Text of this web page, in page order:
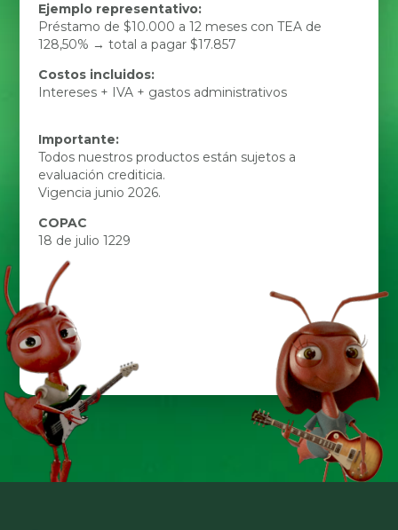
Ejemplo representativo:
Préstamo de $10.000 a 12 meses con TEA de
128,50% → total a pagar $17.857
Costos incluidos:
Intereses + IVA + gastos administrativos
Importante:
Todos nuestros productos están sujetos a
evaluación crediticia.
Vigencia junio 2026.
COPAC
18 de julio 1229